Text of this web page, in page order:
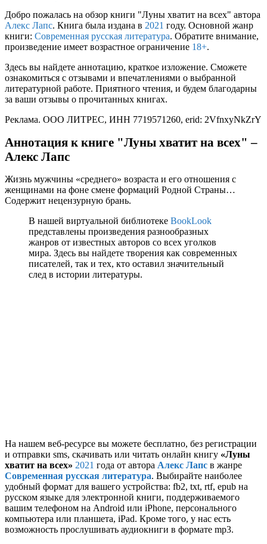
Добро пожалась на обзор книги "Луны хватит на всех" автора
Алекс Лапс. Книга была издана в 2021 году. Основной жанр
книги: Современная русская литература. Обратите внимание,
произведение имеет возрастное ограничение 18+.
Здесь вы найдете аннотацию, краткое изложение. Сможете
ознакомиться с отзывами и впечатлениями о выбранной
литературной работе. Приятного чтения, и будем благодарны
за ваши отзывы о прочитанных книгах.
Реклама. ООО ЛИТРЕС, ИНН 7719571260, erid: 2VfnxyNkZrY
Аннотация к книге "Луны хватит на всех" –
Алекс Лапс
Жизнь мужчины «среднего» возраста и его отношения с
женщинами на фоне смене формаций Родной Страны…
Содержит нецензурную брань.
В нашей виртуальной библиотеке BookLook
представлены произведения разнообразных
жанров от известных авторов со всех уголков
мира. Здесь вы найдете творения как современных
писателей, так и тех, кто оставил значительный
след в истории литературы.
На нашем веб-ресурсе вы можете бесплатно, без регистрации
и отправки sms, скачивать или читать онлайн книгу «Луны
хватит на всех» 2021 года от автора Алекс Лапс в жанре
Современная русская литература. Выбирайте наиболее
удобный формат для вашего устройства: fb2, txt, rtf, epub на
русском языке для электронной книги, поддерживаемого
вашим телефоном на Android или iPhone, персонального
компьютера или планшета, iPad. Кроме того, у нас есть
возможность прослушивать аудиокниги в формате mp3.